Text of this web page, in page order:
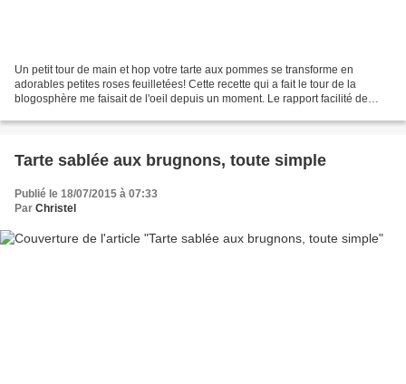
Un petit tour de main et hop votre tarte aux pommes se transforme en
adorables petites roses feuilletées! Cette recette qui a fait le tour de la
blogosphère me faisait de l'oeil depuis un moment. Le rapport facilité de
Tarte sablée aux brugnons, toute simple
Publié le 18/07/2015 à 07:33
Par Christel